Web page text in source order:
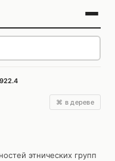
⌘ в дереве
этнических групп